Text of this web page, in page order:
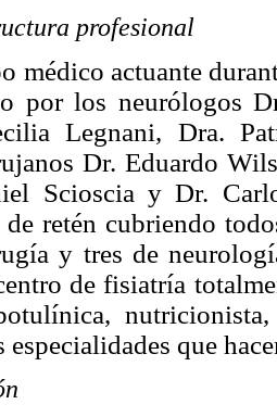
profesional
médico actuante
por los neurólogos
Legnani, Dra.
Dr. Eduardo
Scioscia y Dr.
de retén cubriendo
y tres de
de fisiatría
especialidades que